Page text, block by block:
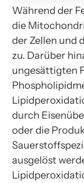
Während der
die
der Zellen und
zu. Darüber
ungesättigten
durch
oder die
ausgelöst